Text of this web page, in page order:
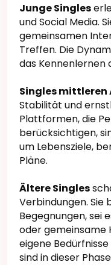
Junge Singles
und Social Media.
gemeinsamen
Treffen. Die
das Kennenlernen
Singles mittleren
Stabilität und
Plattformen, die
berücksichtigen,
um Lebensziele,
Pläne.
Ältere Singles
Verbindungen. Sie
Begegnungen, sei
oder gemeinsame
eigene
sind in dieser